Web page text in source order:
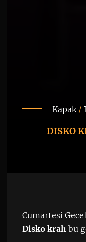
Kapak/
DISKO
Cumartesi
Disko kralıbu